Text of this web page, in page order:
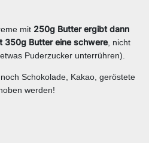
mit 250g Butter ergibt dann
350g Butter eine schwere , nicht
Puderzucker unterrühren).
Schokolade, Kakao, geröstete
werden!